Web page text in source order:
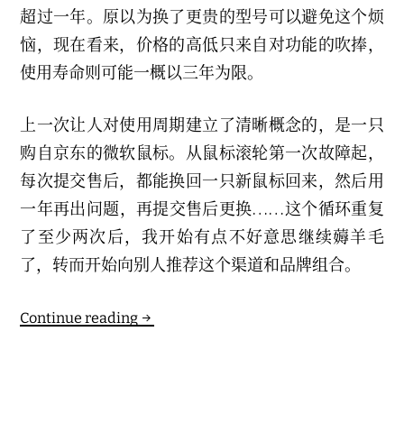
超过一年。原以为换了更贵的型号可以避免这个烦
恼，现在看来，价格的高低只来自对功能的吹捧，
使用寿命则可能一概以三年为限。
上一次让人对使用周期建立了清晰概念的，是一只
购自京东的微软鼠标。从鼠标滚轮第一次故障起，
每次提交售后，都能换回一只新鼠标回来，然后用
一年再出问题，再提交售后更换……这个循环重复
了至少两次后，我开始有点不好意思继续薅羊毛
了，转而开始向别人推荐这个渠道和品牌组合。
Continue reading电